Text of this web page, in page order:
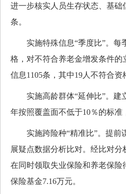
进一步核实人员生存状态、基
条。
实施特殊信息“季度比”。每
格，对不符合养老金增发条件
信息1105条，其中19人不符合资
实施高龄群体“延伸比”。建
年按照覆盖面不低于10％的标
实施跨险种“精准比”。提前
展疑点数据分析比对。经比对
在同时领取失业保险和养老保险
保险基金7.16万元。